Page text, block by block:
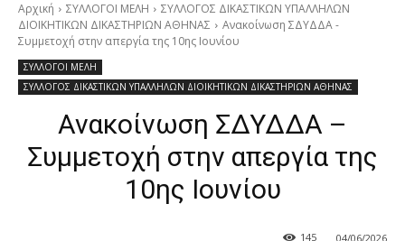
Αρχική ΣΥΛΛΟΓΟΙ ΜΕΛΗ
ΣΥΛΛΟΓΟΣ ΔΙΚΑΣΤΙΚΩΝ ΥΠΑΛΛΗΛΩΝ
ΔΙΟΙΚΗΤΙΚΩΝ ΔΙΚΑΣΤΗΡΙΩΝ ΑΘΗΝΑΣ
Ανακοίνωση ΣΔΥΔΔΑ -
Συμμετοχή στην απεργία της 10ης Ιουνίου
ΣΥΛΛΟΓΟΙ ΜΕΛΗ
ΣΥΛΛΟΓΟΣ ΔΙΚΑΣΤΙΚΩΝ ΥΠΑΛΛΗΛΩΝ ΔΙΟΙΚΗΤΙΚΩΝ ΔΙΚΑΣΤΗΡΙΩΝ ΑΘΗΝΑΣ
Ανακοίνωση ΣΔΥΔΔΑ –
Συμμετοχή στην απεργία της
10ης Ιουνίου
145 04/06/2026